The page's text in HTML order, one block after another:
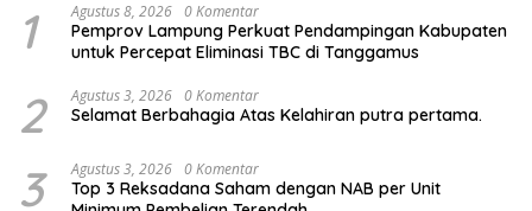
1 Agustus 8, 2026 0 Komentar
Pemprov Lampung Perkuat Pendampingan Kabupaten
untuk Percepat Eliminasi TBC di Tanggamus
2 Agustus 3, 2026 0 Komentar
Selamat Berbahagia Atas Kelahiran putra pertama.
3 Agustus 3, 2026 0 Komentar
Top 3 Reksadana Saham dengan NAB per Unit